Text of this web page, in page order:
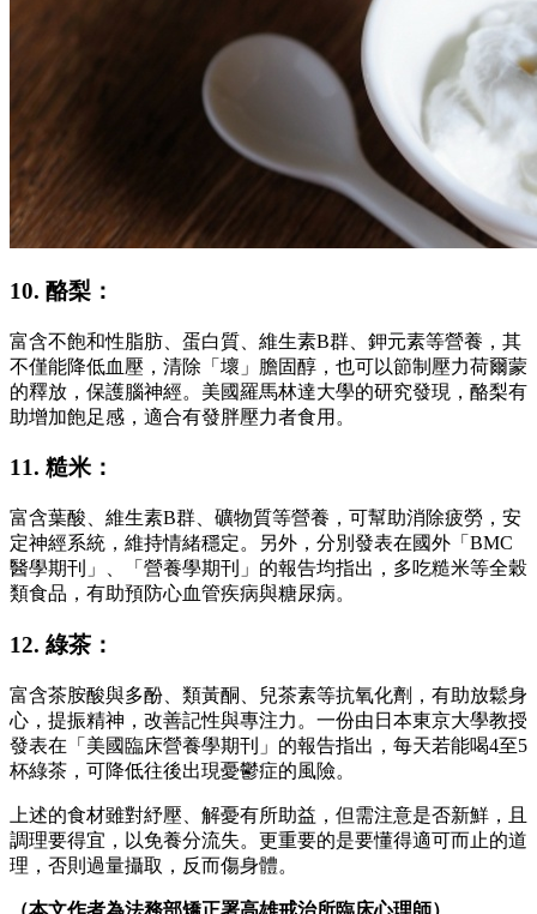
10. 酪梨：
富含不飽和性脂肪、蛋白質、維生素B群、鉀元素等營養，其
不僅能降低血壓，清除「壞」膽固醇，也可以節制壓力荷爾蒙
的釋放，保護腦神經。美國羅馬林達大學的研究發現，酪梨有
助增加飽足感，適合有發胖壓力者食用。
11. 糙米：
富含葉酸、維生素B群、礦物質等營養，可幫助消除疲勞，安
定神經系統，維持情緒穩定。另外，分別發表在國外「BMC
醫學期刊」、「營養學期刊」的報告均指出，多吃糙米等全穀
類食品，有助預防心血管疾病與糖尿病。
12. 綠茶：
富含茶胺酸與多酚、類黃酮、兒茶素等抗氧化劑，有助放鬆身
心，提振精神，改善記性與專注力。一份由日本東京大學教授
發表在「美國臨床營養學期刊」的報告指出，每天若能喝4至5
杯綠茶，可降低往後出現憂鬱症的風險。
上述的食材雖對紓壓、解憂有所助益，但需注意是否新鮮，且
調理要得宜，以免養分流失。更重要的是要懂得適可而止的道
理，否則過量攝取，反而傷身體。
（本文作者為法務部矯正署高雄戒治所臨床心理師）